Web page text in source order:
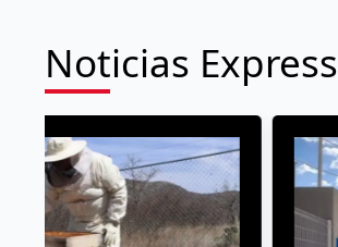
Noticias Express